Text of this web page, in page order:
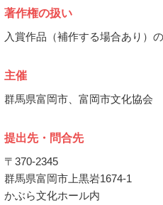
著作権の扱い
入賞作品（補作する場合あり）
主催
群馬県富岡市、富岡市文化協会
提出先・問合先
〒370-2345
群馬県富岡市上黒岩1674-1
かぶら文化ホール内